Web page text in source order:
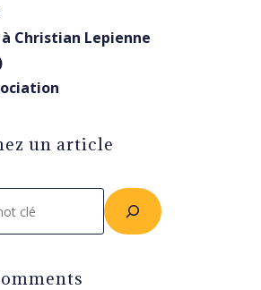
Christian Lepienne
un article